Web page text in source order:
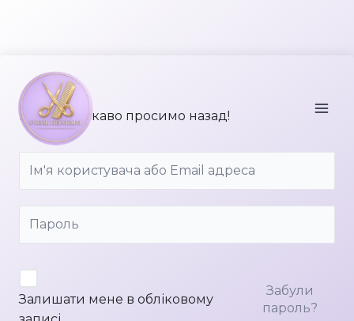
вмісту
Привіт, ласкаво просимо назад!
Залишати мене в обліковому
Забули
пароль?